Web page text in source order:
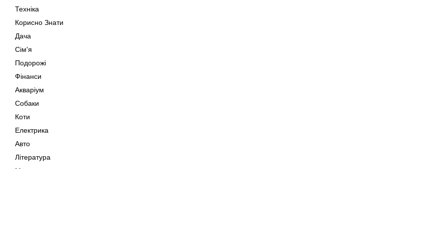
Техніка
Корисно Знати
Дача
Сім'я
Подорожі
Фінанси
Акваріум
Собаки
Коти
Електрика
Авто
Література
Музика